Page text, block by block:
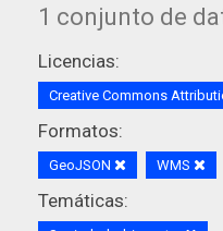
1 conjunto de
Licencias:
Creative Commons
Formatos:
GeoJSON WMS
Temáticas: